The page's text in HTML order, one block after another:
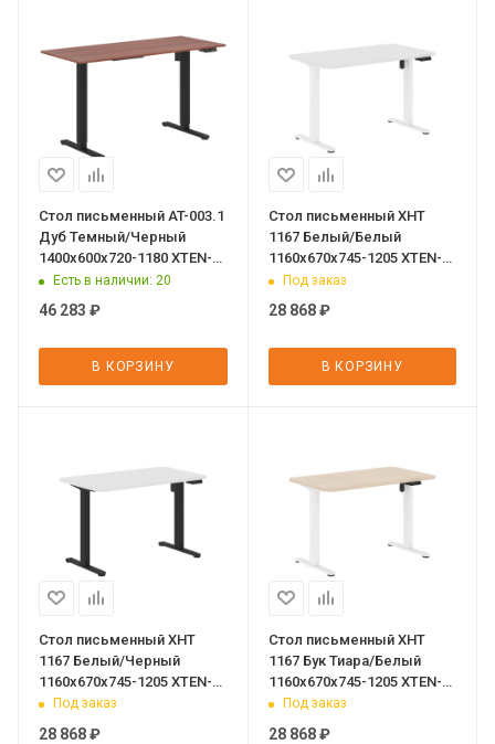
Стол письменный AT-003.1
Дуб Темный/Черный
1400х600х720-1180 XTEN-
UPЕсть в наличии: 20
46 283 ₽
В КОРЗИНУ
Стол письменный XHT
1167 Белый/Белый
1160х670х745-1205 XTEN-
UPПод заказ
28 868₽
В КОРЗИНУ
Стол письменный XHT
1167 Белый/Черный
1160х670х745-1205 XTEN-
UPПод заказ
28 868₽
Стол письменный XHT
1167 Бук Тиара/Белый
1160х670х745-1205 XTEN-
UPПод заказ
28 868₽